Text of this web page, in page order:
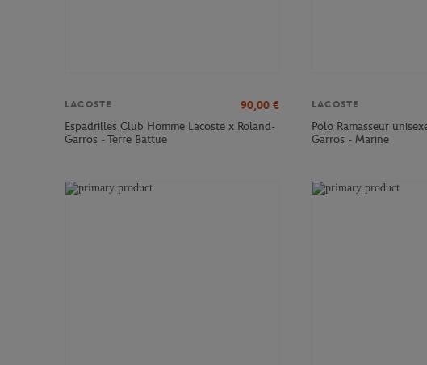
LACOSTE 90,00 €
Espadrilles Club Homme Lacoste x Roland-
Garros - Terre Battue
LACOSTE
Polo Ramasseur
Garros - Marine